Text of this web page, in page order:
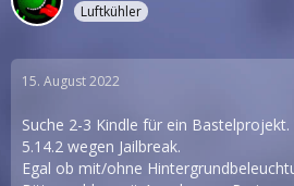
Luftkühler
15. August 2022
Suche 2-3 Kindle für ein
5.14.2 wegen Jailbreak.
Egal ob mit/ohne